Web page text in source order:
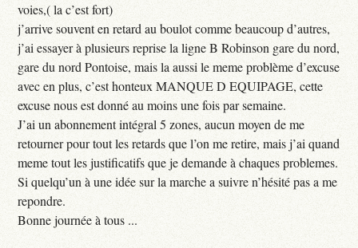
voies,( la c’est fort)
j’arrive souvent en retard au boulot comme beaucoup d’autres,
j’ai essayer à plusieurs reprise la ligne B Robinson gare du nord,
gare du nord Pontoise, mais la aussi le meme problème d’excuse
avec en plus, c’est honteux MANQUE D EQUIPAGE, cette
excuse nous est donné au moins une fois par semaine.
J’ai un abonnement intégral 5 zones, aucun moyen de me
retourner pour tout les retards que l’on me retire, mais j’ai quand
meme tout les justificatifs que je demande à chaques problemes.
Si quelqu’un à une idée sur la marche a suivre n’hésité pas a me
repondre.
Bonne journée à tous ...